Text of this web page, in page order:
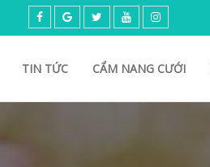
TIN TỨC CẨM NANG CƯỚI